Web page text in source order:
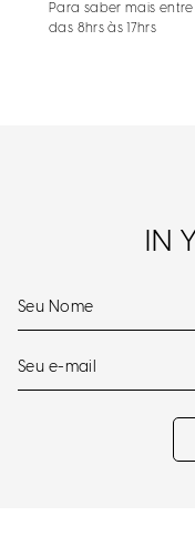
Para saber mais
das 8hrs às 17hrs
IN